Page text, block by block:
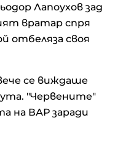
Лапоухов зад
вратар спря
отбеляза своя
се виждаше
"Червените"
на ВАР заради